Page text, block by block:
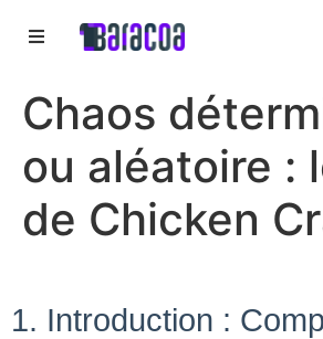
ACCESORIOS
RÓTULOS
Chaos
ou aléatoire :
de Chicken
1. Introduction :